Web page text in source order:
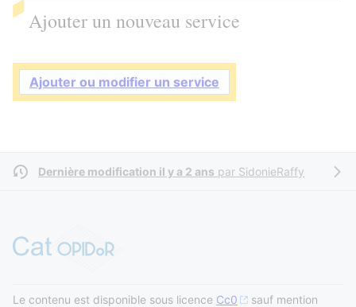
Ajouter un nouveau service
Ajouter ou modifier un service
Dernière modification il y a 2 ans par SidonieRaffy
Le contenu est disponible sous licence Cc0 sauf mention